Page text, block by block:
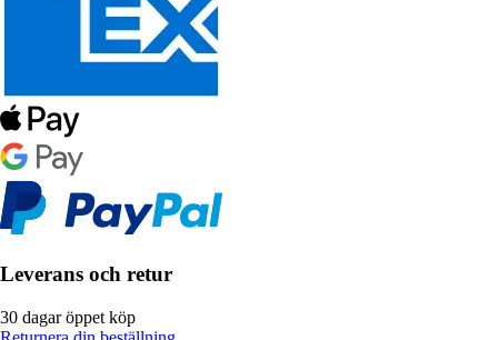
Leverans och retur
30 dagar öppet köp